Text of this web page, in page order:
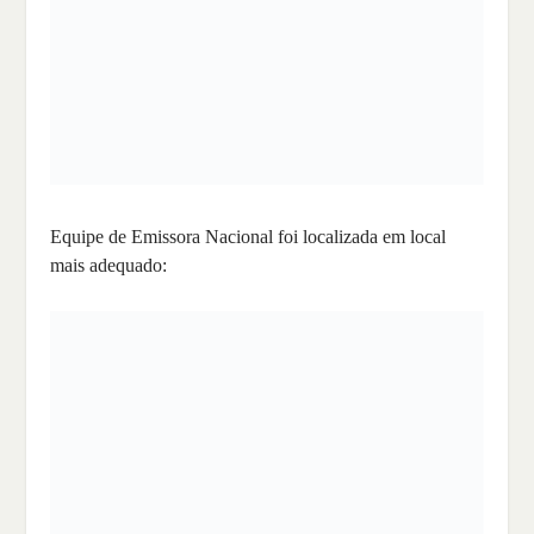
Equipe de Emissora Nacional foi localizada em local
mais adequado: